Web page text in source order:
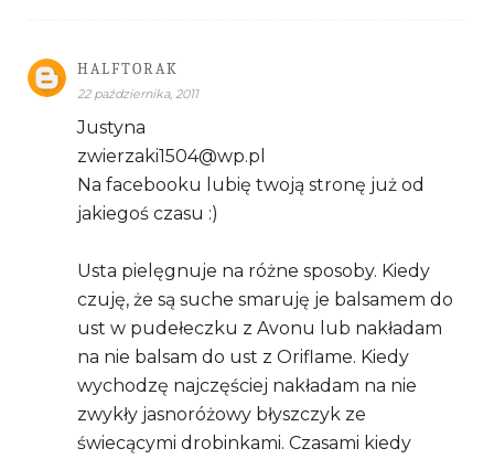
HALFTORAK
22 października, 2011
Justyna
zwierzaki1504@wp.pl
Na facebooku lubię twoją stronę już od
jakiegoś czasu :)
Usta pielęgnuje na różne sposoby. Kiedy
czuję, że są suche smaruję je balsamem do
ust w pudełeczku z Avonu lub nakładam
na nie balsam do ust z Oriflame. Kiedy
wychodzę najczęściej nakładam na nie
zwykły jasnoróżowy błyszczyk ze
świecącymi drobinkami. Czasami kiedy